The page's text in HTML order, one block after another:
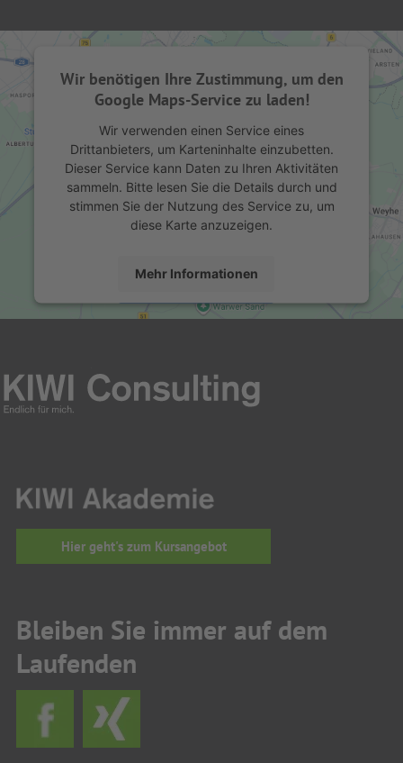
Wir benötigen Ihre Zustimmung, um den
Google Maps-Service zu laden!
Wir verwenden einen Service eines
Drittanbieters, um Karteninhalte einzubetten.
Dieser Service kann Daten zu Ihren Aktivitäten
sammeln. Bitte lesen Sie die Details durch und
stimmen Sie der Nutzung des Service zu, um
diese Karte anzuzeigen.
Mehr Informationen
Akzeptieren
&eRecht24
Hier geht's zum Kursangebot
Bleiben Sie immer auf dem
Laufenden